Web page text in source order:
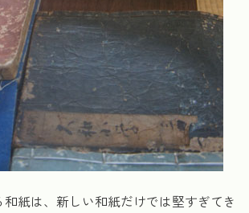
紙は、新しい和紙だけでは堅すぎてき